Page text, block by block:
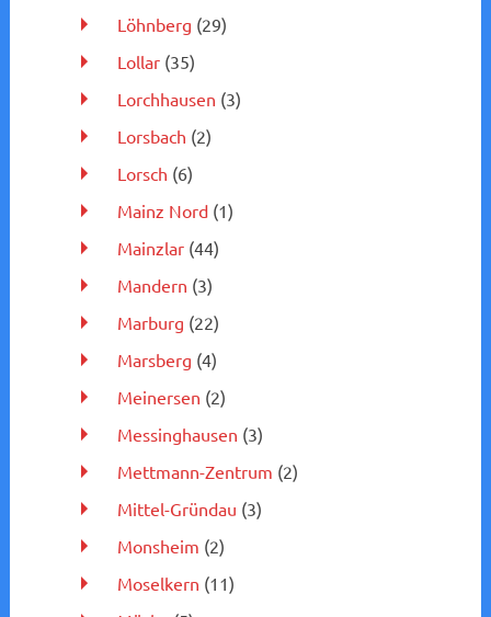
Löhnberg (29)
Lollar(35)
Lorchhausen (3)
Lorsbach (2)
Lorsch (6)
Mainz Nord(1)
Mainzlar(44)
Mandern (3)
Marburg (22)
Marsberg (4)
Meinersen (2)
Messinghausen (3)
Mettmann-Zentrum (2)
Mittel-Gründau (3)
Monsheim (2)
Moselkern (11)